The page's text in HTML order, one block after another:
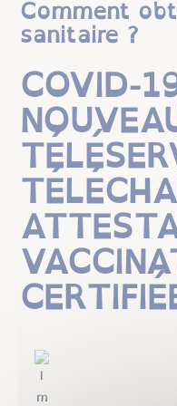
Comment
sanitaire ?
COVID-